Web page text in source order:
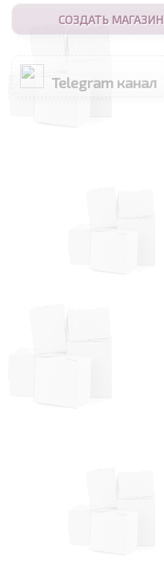
СОЗДАТЬ МАГАЗИН
Telegram канал